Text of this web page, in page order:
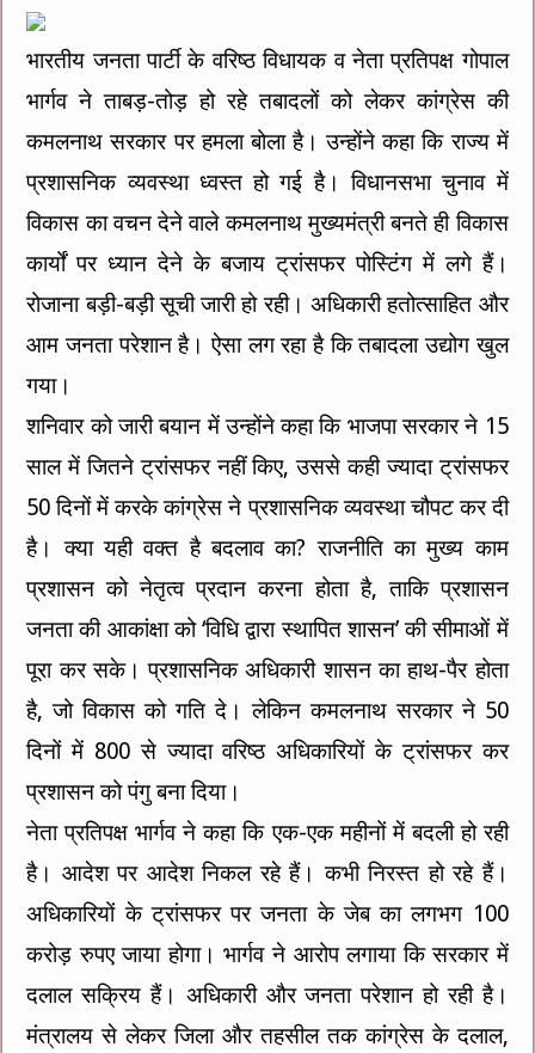
k
भारतीय जनता पार्टी के वरिष्ठ विधायक व नेता प्रतिपक्ष गोपाल
भार्गव ने ताबड़-तोड़ हो रहे तबादलों को लेकर कांग्रेस की
कमलनाथ सरकार पर हमला बोला है। उन्होंने कहा कि राज्य में
प्रशासनिक व्यवस्था ध्वस्त हो गई है। विधानसभा चुनाव में
विकास का वचन देने वाले कमलनाथ मुख्यमंत्री बनते ही विकास
कार्यों पर ध्यान देने के बजाय ट्रांसफर पोस्टिंग में लगे हैं।
रोजाना बड़ी-बड़ी सूची जारी हो रही। अधिकारी हतोत्साहित और
आम जनता परेशान है। ऐसा लग रहा है कि तबादला उद्योग खुल
गया।
शनिवार को जारी बयान में उन्होंने कहा कि भाजपा सरकार ने 15
साल में जितने ट्रांसफर नहीं किए, उससे कही ज्यादा ट्रांसफर
50 दिनों में करके कांग्रेस ने प्रशासनिक व्यवस्था चौपट कर दी
है। क्या यही वक्त है बदलाव का? राजनीति का मुख्य काम
प्रशासन को नेतृत्व प्रदान करना होता है, ताकि प्रशासन
जनता की आकांक्षा को ‘विधि द्वारा स्थापित शासन’ की सीमाओं में
पूरा कर सके। प्रशासनिक अधिकारी शासन का हाथ-पैर होता
है, जो विकास को गति दे। लेकिन कमलनाथ सरकार ने 50
दिनों में 800 से ज्यादा वरिष्ठ अधिकारियों के ट्रांसफर कर
प्रशासन को पंगु बना दिया।
नेता प्रतिपक्ष भार्गव ने कहा कि एक-एक महीनों में बदली हो रही
है। आदेश पर आदेश निकल रहे हैं। कभी निरस्त हो रहे हैं।
अधिकारियों के ट्रांसफर पर जनता के जेब का लगभग 100
करोड़ रुपए जाया होगा। भार्गव ने आरोप लगाया कि सरकार में
दलाल सक्रिय हैं। अधिकारी और जनता परेशान हो रही है।
मंत्रालय से लेकर जिला और तहसील तक कांग्रेस के दलाल,